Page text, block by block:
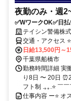
夜勤のみ・週
✅WワークOK✅日
テイシン警備株
交通・アクセス
日給13,500円～
千葉県船橋市
勤務時間詳細 実
り8日 〜 20日
フト制 .｡｡.⭐ ￣
仕事内容 ー⭐ オ